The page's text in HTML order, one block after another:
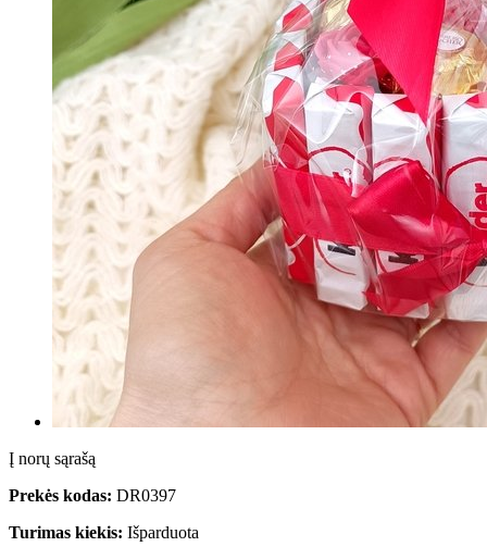
Į norų sąrašą
Prekės kodas: DR0397
Turimas kiekis: Išparduota